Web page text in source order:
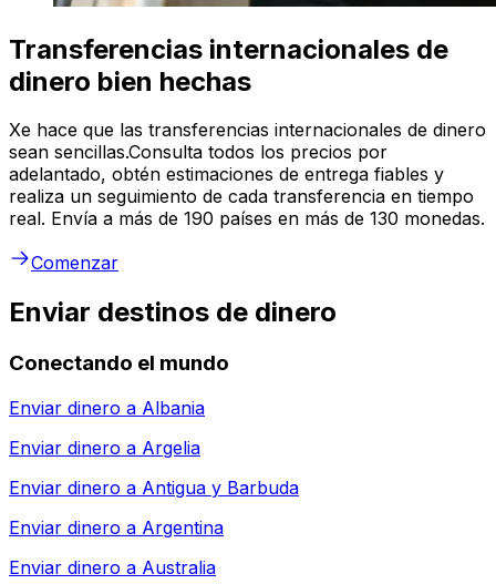
Transferencias internacionales de
dinero bien hechas
Xe hace que las transferencias internacionales de dinero
sean sencillas.Consulta todos los precios por
adelantado, obtén estimaciones de entrega fiables y
realiza un seguimiento de cada transferencia en tiempo
real. Envía a más de 190 países en más de 130 monedas.
Comenzar
Enviar destinos de dinero
Conectando el mundo
Enviar dinero a Albania
Enviar dinero a Argelia
Enviar dinero a Antigua y Barbuda
Enviar dinero a Argentina
Enviar dinero a Australia